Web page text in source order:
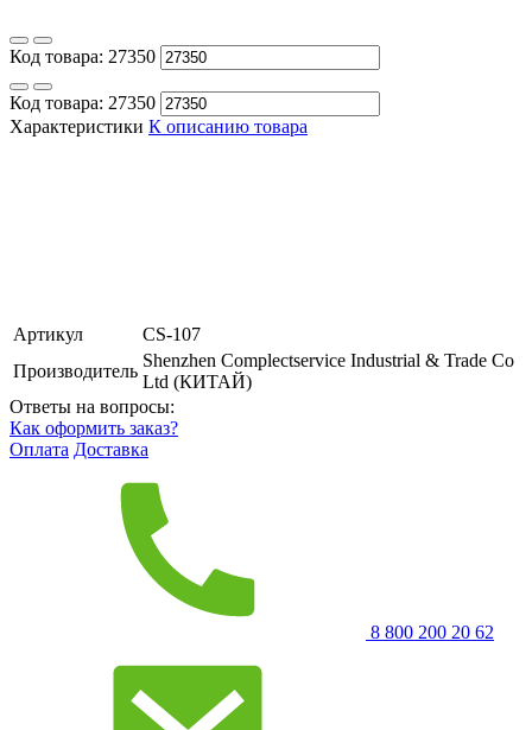
Код товара: 27350
Код товара: 27350
Характеристики К описанию товара
Артикул
СS-107
Производитель
Shenzhen Complectservice Industrial & Trade Co
Ltd (КИТАЙ)
Ответы на вопросы:
Как оформить заказ?
Оплата Доставка
8 800 200 20 62